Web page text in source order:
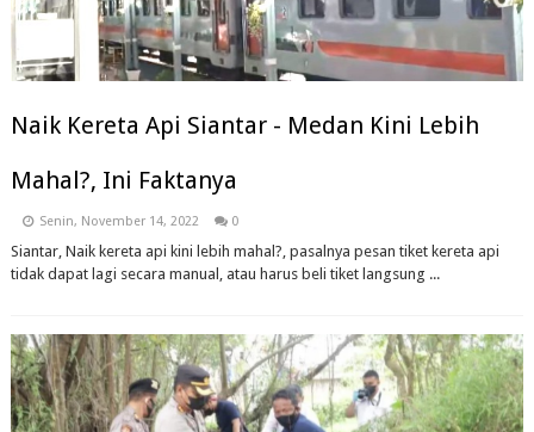
Naik Kereta Api Siantar - Medan Kini Lebih
Mahal?, Ini Faktanya
Senin, November 14, 2022 0
Siantar, Naik kereta api kini lebih mahal?, pasalnya pesan tiket kereta api
tidak dapat lagi secara manual, atau harus beli tiket langsung ...